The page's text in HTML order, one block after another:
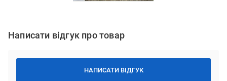
Написати відгук про товар
НАПИСАТИ ВІДГУК